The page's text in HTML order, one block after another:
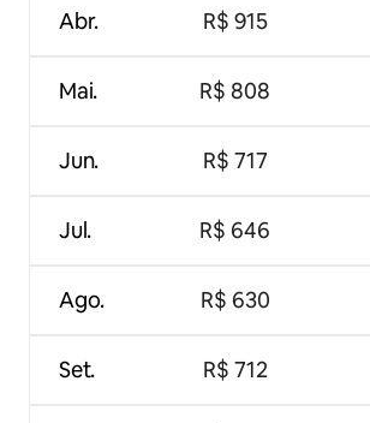
Abr.
Mai.
Jun.
Jul.
Ago.
Set.
R$ 915
R$ 808
R$ 717
R$ 646
R$ 630
R$ 712